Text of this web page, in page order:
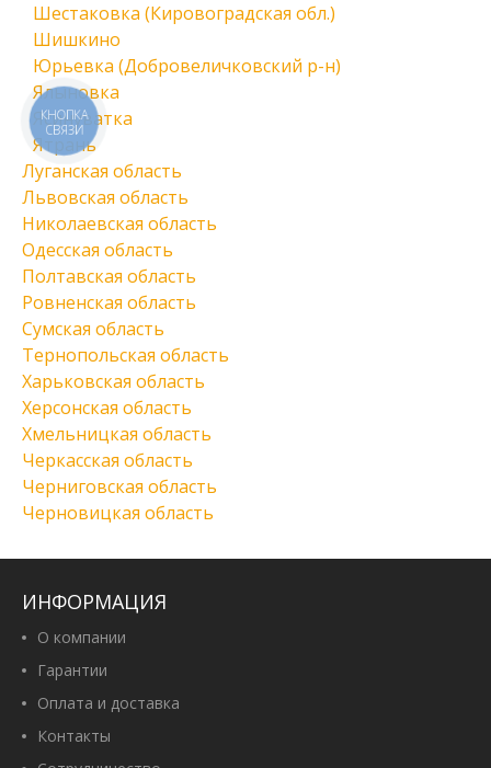
Шестаковка (Кировоградская обл.)
Шишкино
Юрьевка (Добровеличковский р-н)
Ялыновка
Ясинуватка
Ятрань
Луганская область
Львовская область
Николаевская область
Одесская область
Полтавская область
Ровненская область
Сумская область
Тернопольская область
Харьковская область
Херсонская область
Хмельницкая область
Черкасская область
Черниговская область
Черновицкая область
ИНФОРМАЦИЯ
О компании
Гарантии
Оплата и доставка
Контакты
КНОПКА
СВЯЗИ